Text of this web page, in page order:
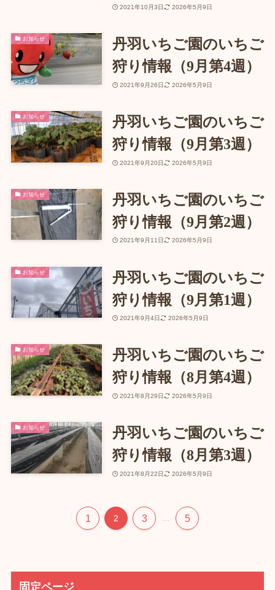
2021年10月3日 2026年5月9日
お知らせ
丹羽いちご園のいちご
狩り情報（9月第4週）
2021年9月26日 2026年5月9日
お知らせ
丹羽いちご園のいちご
狩り情報（9月第3週）
2021年9月20日 2026年5月9日
お知らせ
丹羽いちご園のいちご
狩り情報（9月第2週）
2021年9月11日 2026年5月9日
お知らせ
丹羽いちご園のいちご
狩り情報（9月第1週）
2021年9月4日 2026年5月9日
お知らせ
丹羽いちご園のいちご
狩り情報（8月第4週）
2021年8月29日 2026年5月9日
お知らせ
丹羽いちご園のいちご
狩り情報（8月第3週）
2021年8月22日 2026年5月9日
1 2 3 ... 5
固定ページ